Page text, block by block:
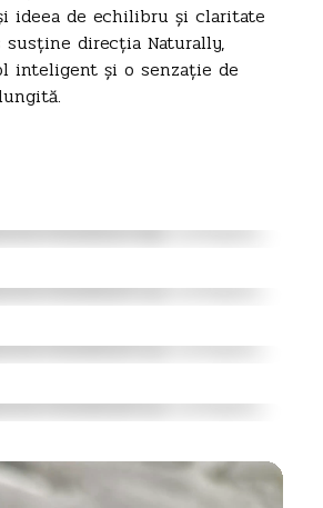
ideea de echilibru și claritate
susține direcția Naturally,
inteligent și o senzație de